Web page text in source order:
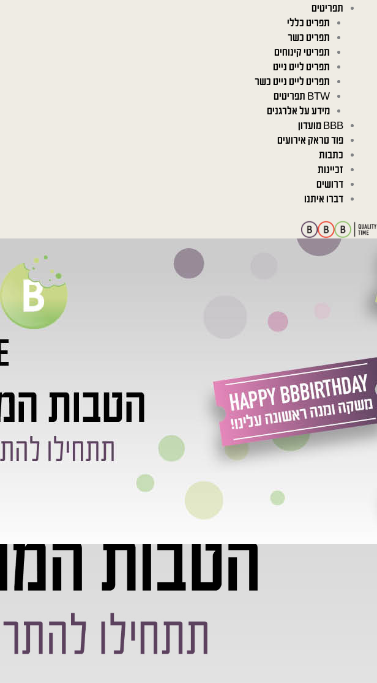
תפריטים
תפריט כללי
תפריט כשר
תפריטי קינוחים
תפריט לייט נייט
תפריט לייט נייט כשר
BTW תפריטים
מידע על אלרגנים
BBB מועדון
פוד טראק אירועים
כתבות
זכיינות
דרושים
דברו איתנו